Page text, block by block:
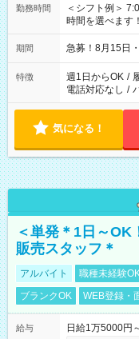
勤務時間
＜シフト例＞ 7:00～
時間を選べます
期間 急募！8月15日
特徴 週1日からOK /
電話対応なし /
気になる！
＜単発＊1日～OK
販売スタッフ＊
アルバイト 職種未経験
ブランクOK
WEB登録・
給与
日給1万5000円